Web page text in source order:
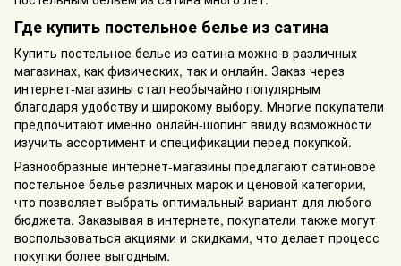
Где купить постельное белье из сатина
Купить постельное белье из сатина можно в различных
магазинах, как физических, так и онлайн. Заказ через
интернет-магазины стал необычайно популярным
благодаря удобству и широкому выбору. Многие покупатели
предпочитают именно онлайн-шопинг ввиду возможности
изучить ассортимент и спецификации перед покупкой.
Разнообразные интернет-магазины предлагают сатиновое
постельное белье различных марок и ценовой категории,
что позволяет выбрать оптимальный вариант для любого
бюджета. Заказывая в интернете, покупатели также могут
воспользоваться акциями и скидками, что делает процесс
покупки более выгодным.